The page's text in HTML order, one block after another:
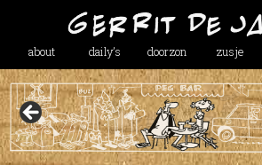
about daily’s doorzon zusje